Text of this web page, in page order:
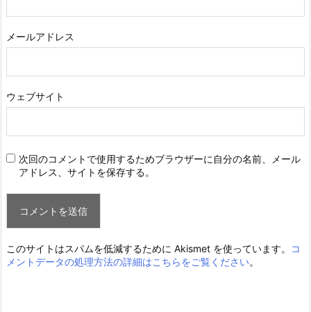
メールアドレス
ウェブサイト
次回のコメントで使用するためブラウザーに自分の名前、メール
アドレス、サイトを保存する。
このサイトはスパムを低減するために Akismet を使っています。
コ
メントデータの処理方法の詳細はこちらをご覧ください。